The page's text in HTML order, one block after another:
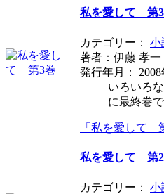
私を愛して 第
カテゴリー： 小
著者：伊藤 孝一
発行年月： 2008
いろいろ
に最終巻
「私を愛して
私を愛して 第
カテゴリー： 小